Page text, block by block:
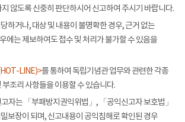
않도록 신중히 판단하시어 신고하여 주시기 바랍니다.
하거나, 대상 및 내용이 불명확한 경우, 근거 없는
에는 제보하여도 접수 및 처리가 불가할 수 있음을
LINE)>를 통하여 독립기념관 업무와 관련한 각종
조리 사항들을 이용할 수 있습니다.
자는 「부패방지권익위법」, 「공익신고자 보호법」
보장이 되며, 신고내용이 공익침해로 확인된 경우